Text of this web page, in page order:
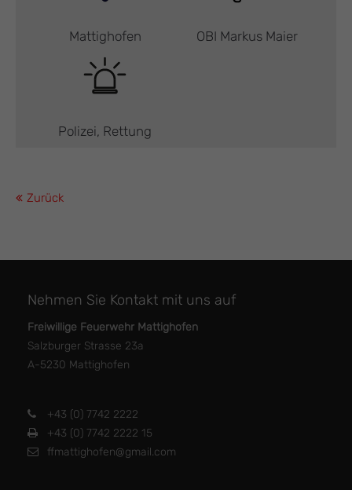
Mattighofen OBI Markus Maier
Polizei, Rettung
Zurück
Nehmen Sie Kontakt mit uns auf
Freiwillige Feuerwehr Mattighofen
Salzburger Strasse 23a
A-5230 Mattighofen
+43 (0) 7742 2222
+43 (0) 7742 2222 15
ffmattighofen@gmail.com